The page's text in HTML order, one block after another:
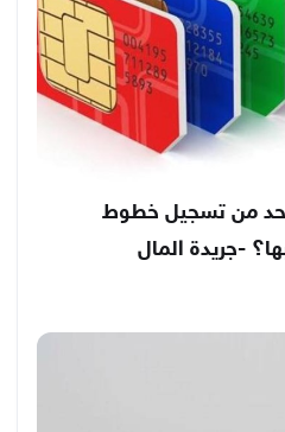
من تسجيل خطوط
-جريدة المال